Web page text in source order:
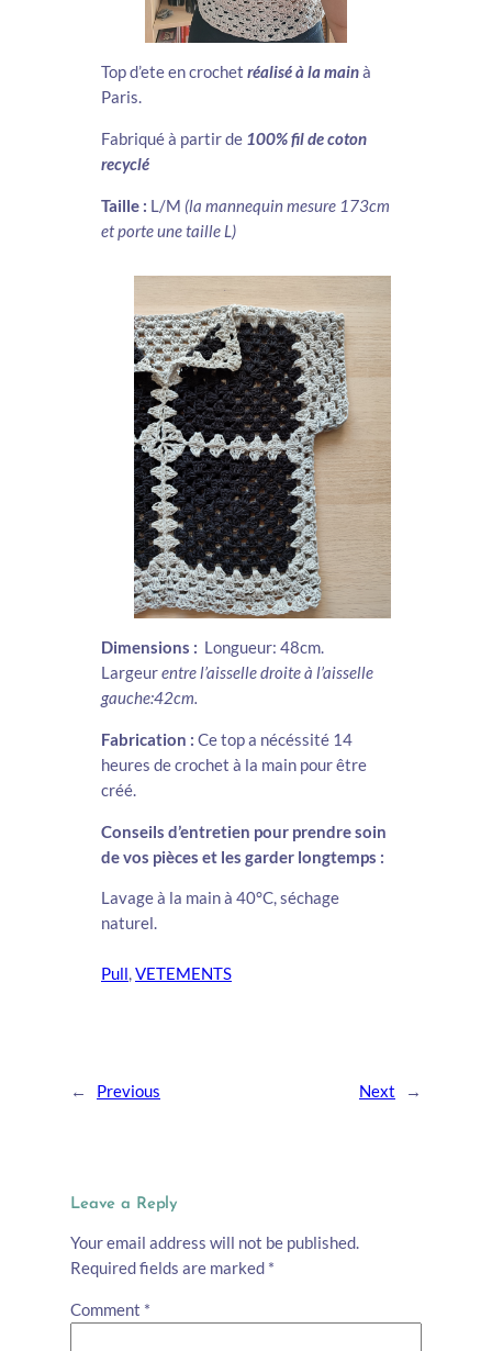
Top d’ete en crochet réalisé à la mainà
Paris.
Fabriqué à partir de 100% fil de coton
recyclé
Taille : L/M (la mannequin mesure 173cm
et porte une taille L)
Dimensions : Longueur: 48cm.
Largeurentre l’aisselle droite à l’aisselle
gauche:42cm.
Fabrication : Ce top a nécéssité 14
heures de crochet à la main pour être
créé.
Conseils d’entretien pour prendre soin
de vos pièces et les garder longtemps :
Lavage à la main à 40°C, séchage
naturel.
Pull, VETEMENTS
← Previous Next →
Leave a Reply
Your email address will not be published.
Required fields are marked *
Comment *